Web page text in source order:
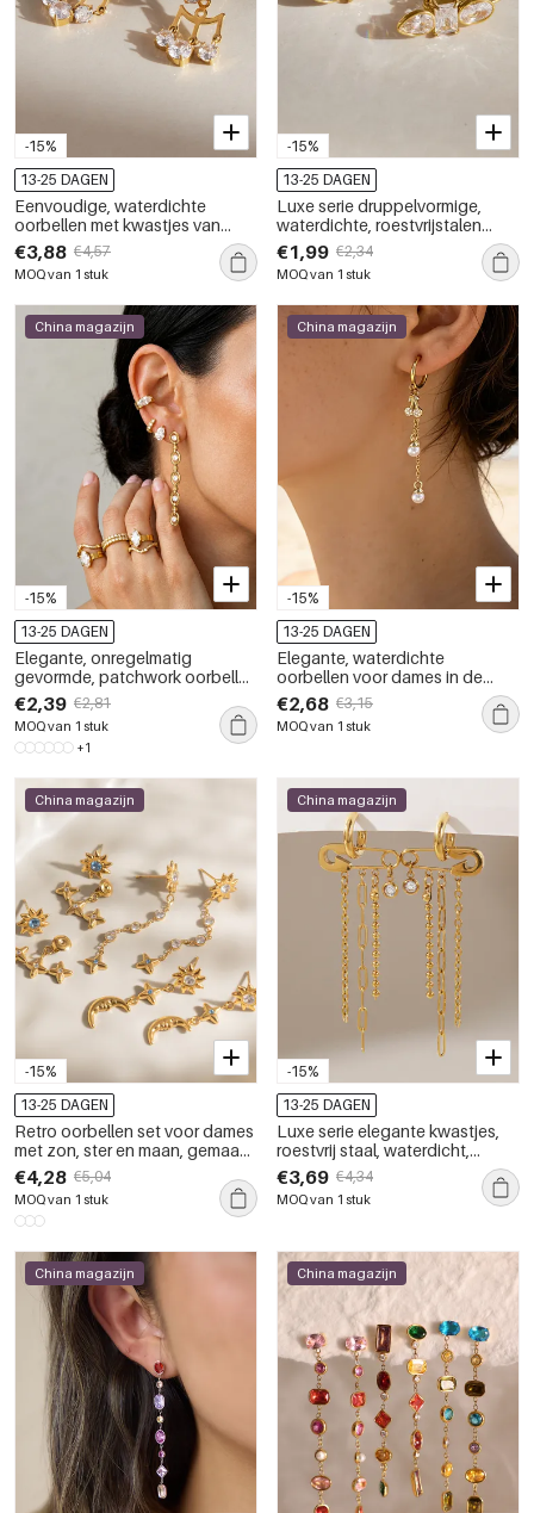
-15%
13-25 DAGEN
Eenvoudige, waterdichte
oorbellen met kwastjes van
roestvrij staal met goudkleurige
zirkonia voor dames.
€3,88 €4,57
MOQ van 1 stuk
-15%
13-25 DAGEN
Luxe serie druppelvormige,
waterdichte, roestvrijstalen
oorringen met goudkleurige
zirkonia voor dames.
€1,99 €2,34
MOQ van 1 stuk
-15%
China magazijn
13-25 DAGEN
Elegante, onregelmatig
gevormde, patchwork oorbellen
van roestvrij staal, waterdicht,
met goudkleurige zirkonia.
€2,39 €2,81
MOQ van 1 stuk
+1
-15%
China magazijn
13-25 DAGEN
Elegante, waterdichte
oorbellen voor dames in de
vorm van een zeester, gemaakt
van roestvrij staal met
goudkleurige zirkonia.
€2,68 €3,15
MOQ van 1 stuk
-15%
China magazijn
13-25 DAGEN
Retro oorbellen set voor dames
met zon, ster en maan, gemaakt
van roestvrij staal met
goudkleurige zirkonia,
waterdicht en
aanslagbestendig.
€4,28 €5,04
MOQ van 1 stuk
-15%
China magazijn
13-25 DAGEN
Luxe serie elegante kwastjes,
roestvrij staal, waterdicht,
goudkleurige zirkonia,
hangende oorbellen voor
dames
€3,69 €4,34
MOQ van 1 stuk
China magazijn China magazijn